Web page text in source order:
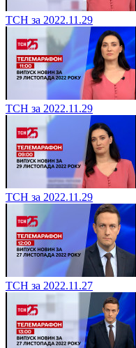
ТСН за 2022.11.29
ТСН за 2022.11.29
ТСН за 2022.11.29
ТСН за 2022.11.27